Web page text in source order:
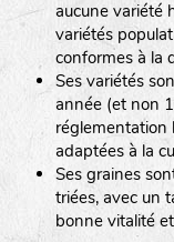
aucune variété
variétés
conformes à la
Ses variétés
année (et non
réglementation
adaptées à la
Ses graines
triées, avec un
bonne vitalité